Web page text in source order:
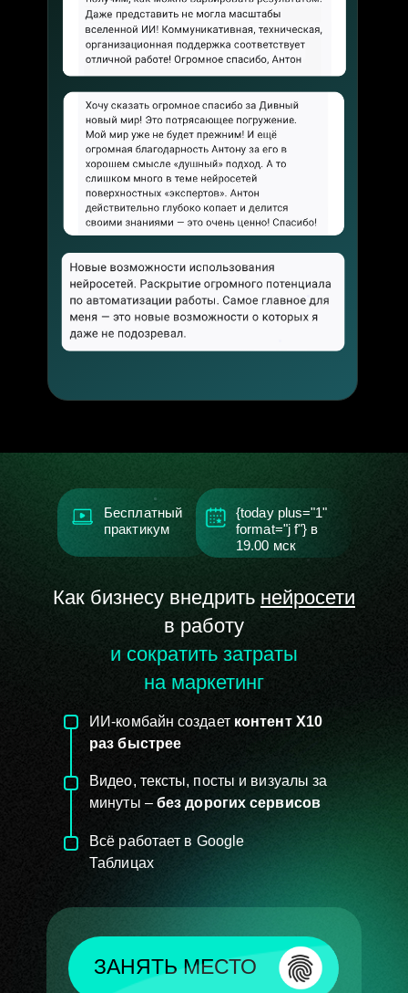
Бесплатный
практикум
Видео, тексты, посты и визуалы за
минуты –без дорогих сервисов
Как бизнесу внедрить нейросети
в работу
и сократить затраты
на маркетинг
Всё работает в Google
Таблицах
{today plus="1"
format="j f"} в
19.00 мск
ИИ-комбайн создает контент Х10
раз быстрее
ЗАНЯТЬ МЕСТО